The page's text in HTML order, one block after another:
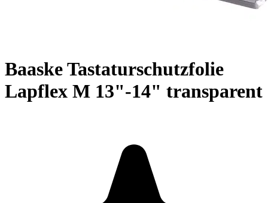
Baaske Tastaturschutzfolie
Lapflex M 13"-14" transparent